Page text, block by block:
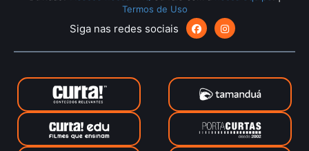
Termos de Uso
Siga nas redes sociais